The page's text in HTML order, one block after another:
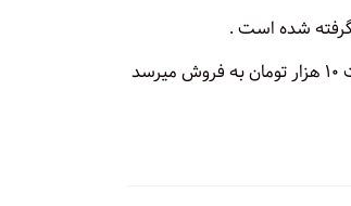
شده است .
بالشتک کوسن مستطیل به صورت جداگانه با قیمت ۱۰ هزار تومان به فروش میرسد